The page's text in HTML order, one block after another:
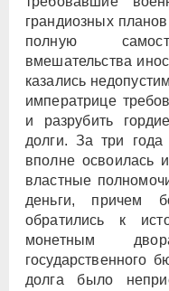
грандиозных
полную
вмешательства
казались
императрице
и разрубить
долги. За три года
вполне освоилась
властные
деньги, причем
обратились к
монетным
государственного
долга было